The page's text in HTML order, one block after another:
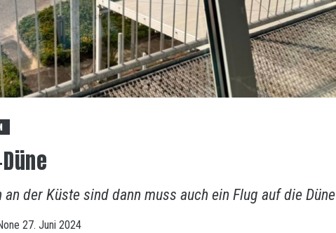
an der Küste sind dann muss auch ein Flug auf die Düne
27. Juni 2024